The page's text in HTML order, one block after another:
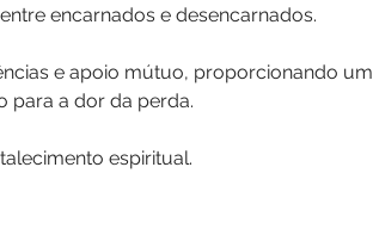
encarnados e desencarnados.
e apoio mútuo, proporcionando um
para a dor da perda.
espiritual.